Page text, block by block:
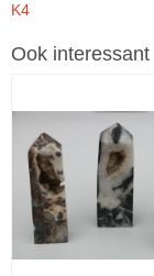
K4
Ook interessant